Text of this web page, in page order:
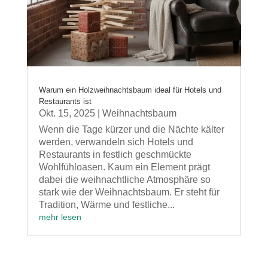
Warum ein Holzweihnachtsbaum ideal für Hotels und
Restaurants ist
Okt. 15, 2025| Weihnachtsbaum
Wenn die Tage kürzer und die Nächte kälter
werden, verwandeln sich Hotels und
Restaurants in festlich geschmückte
Wohlfühloasen. Kaum ein Element prägt
dabei die weihnachtliche Atmosphäre so
stark wie der Weihnachtsbaum. Er steht für
Tradition, Wärme und festliche...
mehr lesen